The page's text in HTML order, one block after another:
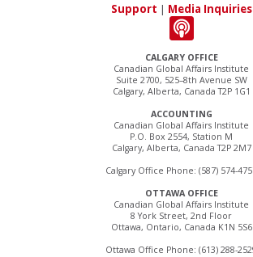
CALGARY OFFICE
Canadian Global Affairs Institute
Suite 2700, 525–8th Avenue SW
Calgary, Alberta, Canada T2P 1G1
ACCOUNTING
Canadian Global Affairs Institute
P.O. Box 2554, Station M
Calgary, Alberta, Canada T2P 2M7
Calgary Office Phone: (587) 574-
OTTAWA OFFICE
Canadian Global Affairs Institute
8 York Street, 2nd Floor
Ottawa, Ontario, Canada K1N 5S6
Ottawa Office Phone: (613) 288-
Support | Media Inquiries